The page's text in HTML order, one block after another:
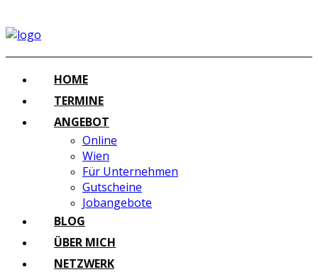
HOME
TERMINE
ANGEBOT
Online
Wien
Für Unternehmen
Gutscheine
Jobangebote
BLOG
ÜBER MICH
NETZWERK